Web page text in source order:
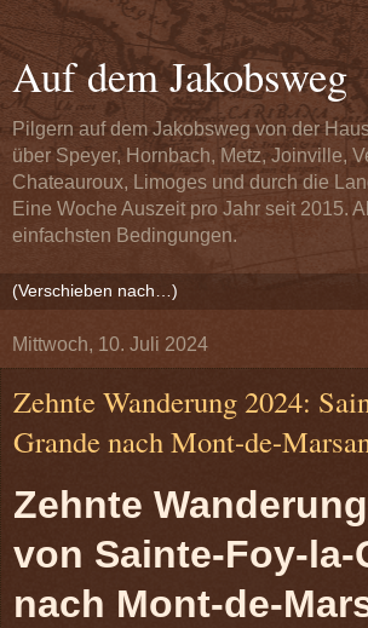
Auf dem Jakobsweg
Pilgern auf dem Jakobsweg von der
über Speyer, Hornbach, Metz, Joinville,
Chateauroux, Limoges und durch die
Eine Woche Auszeit pro Jahr seit 2015.
einfachsten Bedingungen.
Mittwoch, 10. Juli 2024
Zehnte Wanderung 2024:
Grande nach Mont-de-
Zehnte
von Sainte-Foy-la-
nach Mont-de-